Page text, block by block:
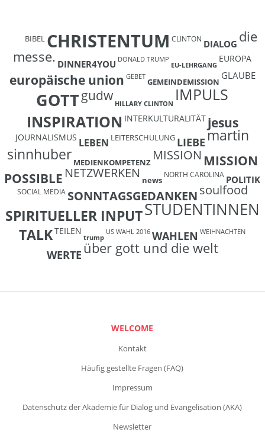
BIBEL CHRISTENTUM CLINTON DIALOG die
messe. DINNER4YOU DONALD TRUMP
EU-LEHRGANG
EUROPA
europäische union GEBET GEMEINDEMISSION
GLAUBE
GOTTgudw HILLARY CLINTON IMPULS
INSPIRATION INTERKULTURALITÄT jesus
JOURNALISMUS LEBEN LEITERSCHULUNG LIEBEmartin
sinnhuber MEDIENKOMPETENZ MISSION MISSION
POSSIBLE NETZWERKEN news
NORTH CAROLINA POLITIK
SOCIAL MEDIA SONNTAGSGEDANKENsoulfood
SPIRITUELLER INPUTSTUDENTINNEN
TALKTEILEN
trump
US WAHL 2016 WAHLEN WEIHNACHTEN
WERTE über gott und die welt
WELCOME
Kontakt
Häufig gestellte Fragen (FAQ)
Impressum
Datenschutz der Akademie für Dialog und Evangelisation (AKA)
Newsletter